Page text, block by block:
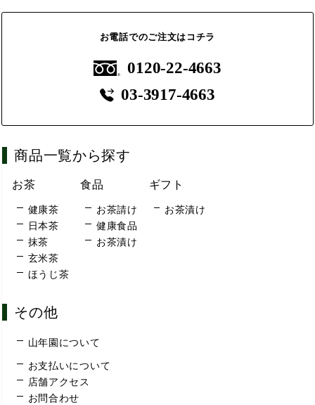
お電話でのご注文はコチラ
0120-22-4663
03-3917-4663
商品一覧から探す
お茶
健康茶
日本茶
抹茶
玄米茶
ほうじ茶
食品
お茶請け
健康食品
お茶漬け
ギフト
お茶漬け
その他
山年園について
お支払いについて
店舗アクセス
お問合わせ